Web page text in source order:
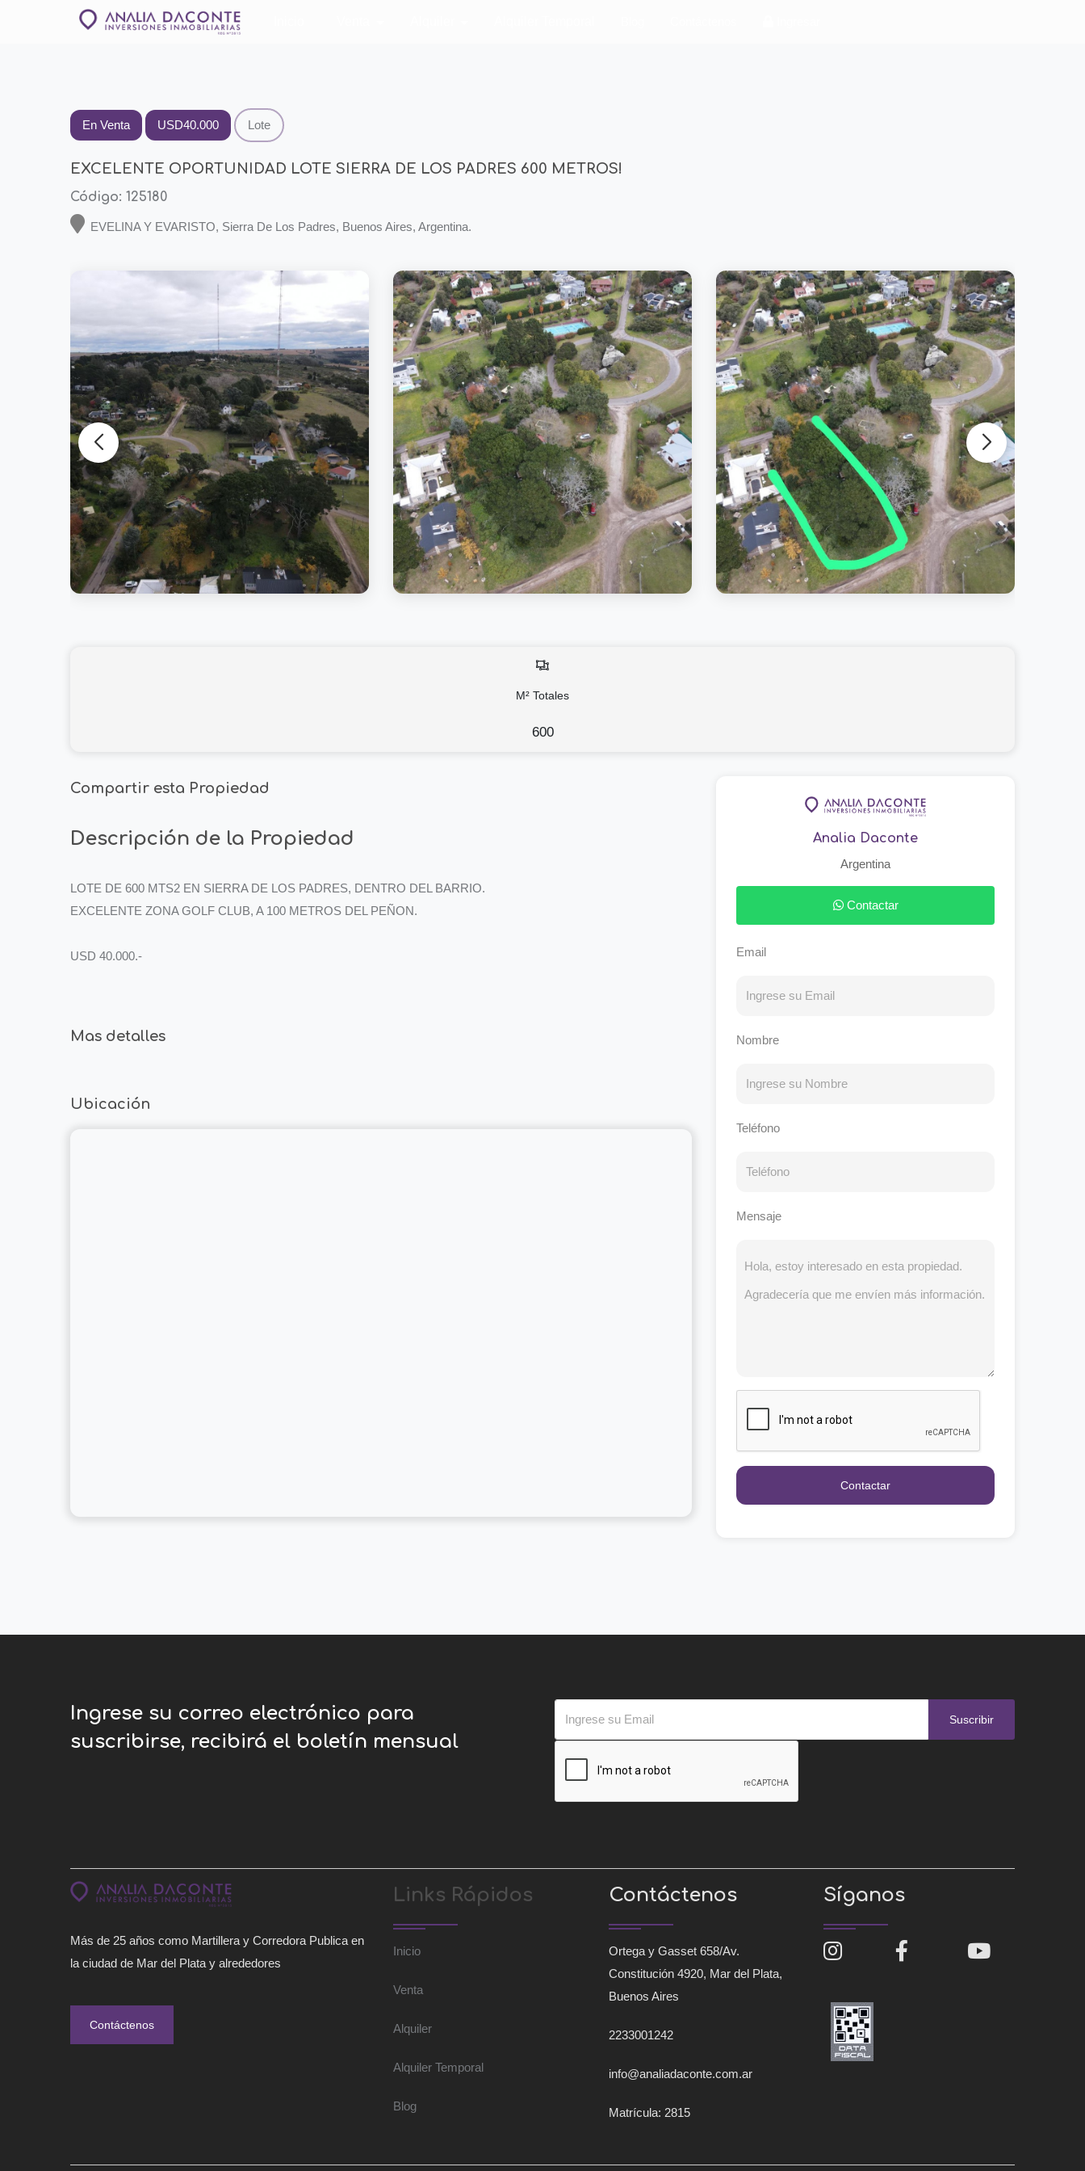
En Venta USD40.000 Lote
EXCELENTE OPORTUNIDAD LOTE SIERRA DE LOS PADRES 600 METROS!
Código: 125180
EVELINA Y EVARISTO, Sierra De Los Padres, Buenos Aires, Argentina.
M² Totales
600
Compartir esta Propiedad
Descripción de la Propiedad
LOTE DE 600 MTS2 EN SIERRA DE LOS PADRES, DENTRO DEL BARRIO.
EXCELENTE ZONA GOLF CLUB, A 100 METROS DEL PEÑON.
USD 40.000.-
Mas detalles
Ubicación
Analia Daconte
Argentina
Contactar
Email
Nombre
Teléfono
Mensaje
Contactar
Ingrese su correo electrónico para
suscribirse, recibirá el boletín mensual
Suscribir
Más de 25 años como Martillera y Corredora Publica en
la ciudad de Mar del Plata y alrededores
Contáctenos
Links Rápidos
Inicio
Venta
Alquiler
Alquiler Temporal
Blog
Contáctenos
Ortega y Gasset 658/Av.
Constitución 4920, Mar del Plata,
Buenos Aires
2233001242
info@analiadaconte.com.ar
Matrícula: 2815
Síganos